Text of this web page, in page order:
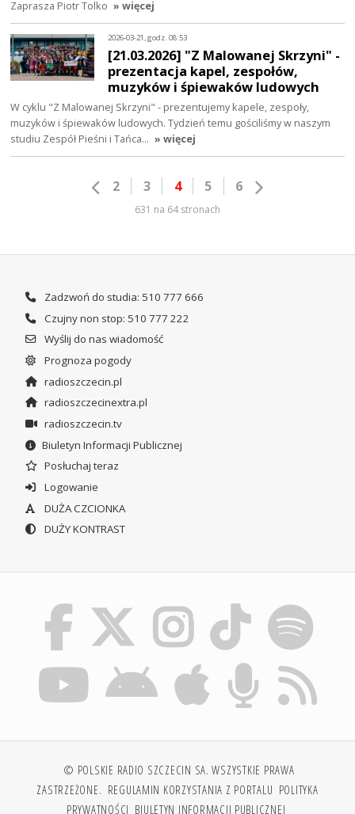
Zaprasza Piotr Tolko » więcej
2026-03-21, godz. 08:53
[21.03.2026] "Z Malowanej Skrzyni" -
prezentacja kapel, zespołów,
muzyków i śpiewaków ludowych
W cyklu "Z Malowanej Skrzyni" - prezentujemy kapele, zespoły,
muzyków i śpiewaków ludowych. Tydzień temu gościliśmy w naszym
studiu Zespół Pieśni i Tańca… » więcej
2 3 4 5 6
631 na 64 stronach
Zadzwoń do studia: 510 777 666
Czujny non stop: 510 777 222
Wyślij do nas wiadomość
Prognoza pogody
radioszczecin.pl
radioszczecinextra.pl
radioszczecin.tv
Biuletyn Informacji Publicznej
Posłuchaj teraz
Logowanie
DUŻA CZCIONKA
DUŻY KONTRAST
© POLSKIE RADIO SZCZECIN SA. WSZYSTKIE PRAWA
ZASTRZEŻONE. REGULAMIN KORZYSTANIA Z PORTALU POLITYKA
PRYWATNOŚCI BIULETYN INFORMACJI PUBLICZNEJ